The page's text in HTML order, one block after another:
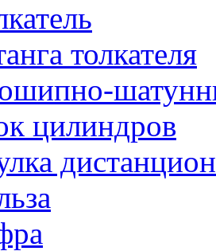
толкателя
цилиндров